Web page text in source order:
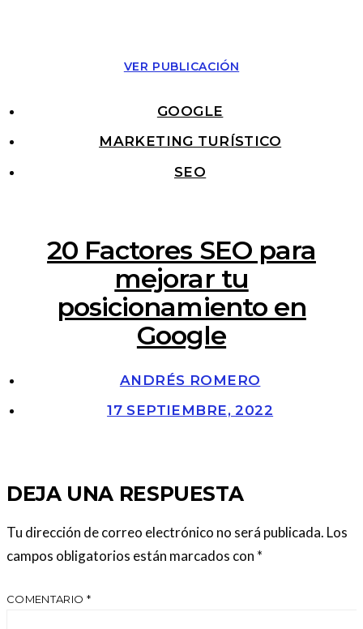
VER PUBLICACIÓN
GOOGLE
MARKETING TURÍSTICO
SEO
20 Factores SEO para
mejorar tu
posicionamiento en
Google
ANDRÉS ROMERO
17 SEPTIEMBRE, 2022
DEJA UNA RESPUESTA
Tu dirección de correo electrónico no será publicada. Los
campos obligatorios están marcados con *
COMENTARIO *